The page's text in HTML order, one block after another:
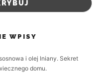
WPISY
i olej lniany. Sekret
domu.